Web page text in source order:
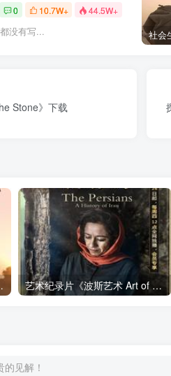
0 10.7W+ 44.5W+
没有写...
Stone》下载
》下载 艺术纪录片《波斯艺术 Art of Persia》下载